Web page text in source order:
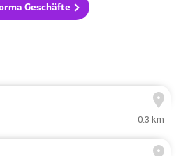
Geschäfte
0.3 km